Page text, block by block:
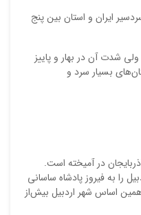
ایران و استان بین پنج
شدت آن در بهار و پاییز
بسیار سرد و
در آمیخته‌ است‌.
را به‌ فیروز پادشاه‌ ساسانی
بر همین‌ اساس‌ شهر اردبیل‌ بیش‌از